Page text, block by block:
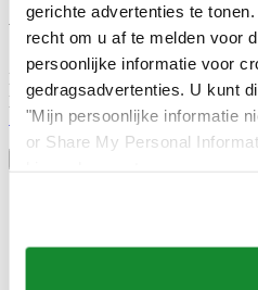
gerichte advertenties te
recht om u af te melden voor
persoonlijke informatie voor
gedragsadvertenties. U kunt
"Mijn persoonlijke informatie
or Share My Personal
Word lid van de
Meld je aan en ontvang exclusieve
productrecensies
Schrijf je in!
Selecteer een land/regio